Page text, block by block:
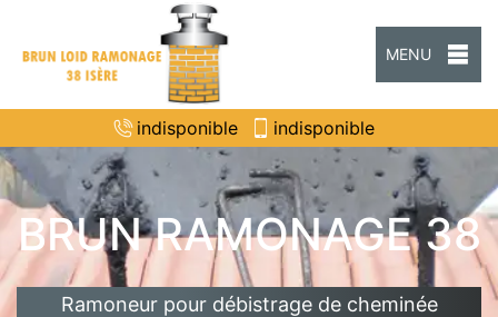
MENU
indisponible indisponible
BRUN RAMONAGE 38
Ramoneur pour débistrage de cheminée